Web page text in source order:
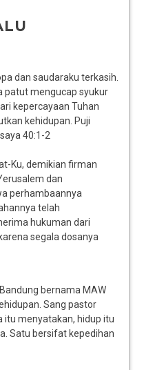
dan saudaraku terkasih.
patut mengucap syukur
kepercayaan Tuhan
kehidupan. Puji
40:1-2
Ku, demikian firman
dan
perhambaannya
telah
hukuman dari
segala dosanya
bernama MAW
Sang pastor
itu menyatakan, hidup itu
Satu bersifat kepedihan